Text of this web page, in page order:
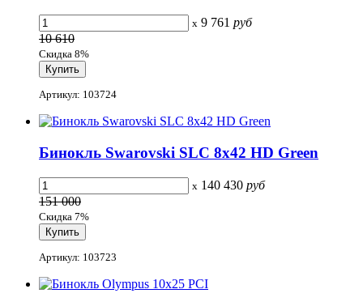
x 9 761 руб
10 610
Скидка 8%
Артикул: 103724
Бинокль Swarovski SLC 8x42 HD Green
x 140 430 руб
151 000
Скидка 7%
Артикул: 103723